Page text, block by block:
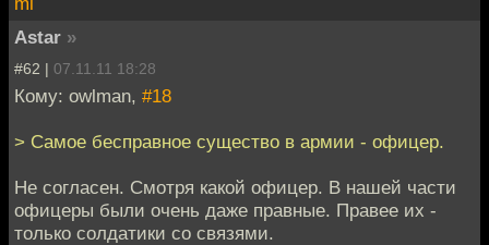
Astar »
#62 | 07.11.11 18:28
Кому: owlman, #18
> Самое бесправное существо в армии - офицер.
Не согласен. Смотря какой офицер. В нашей части
офицеры были очень даже правные. Правее их -
только солдатики со связями.